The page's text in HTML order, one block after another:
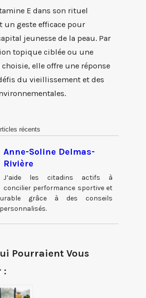
E dans son rituel
un geste efficace pour
jeunesse de la peau. Par
topique ciblée ou une
elle offre une réponse
du vieillissement et des
récents
Anne-Soline Delmas-
Rivière
J’aide les citadins actifs à
concilier performance sportive et
grâce à des conseils
Pourraient Vous
: